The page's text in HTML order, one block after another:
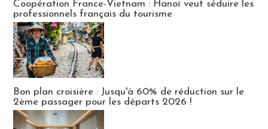
Coopération France-Vietnam : Hanoï veut séduire les
professionnels français du tourisme
Bon plan croisière : Jusqu'à 60% de réduction sur le
2ème passager pour les départs 2026 !